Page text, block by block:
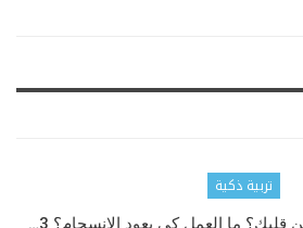
تربية ذكية
ما العمل كي يعود الانسجام؟ 3…